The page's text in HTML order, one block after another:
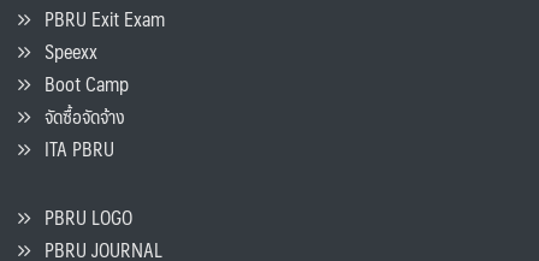
PBRU Exit Exam
Speexx
Boot Camp
จัดซื้อจัดจ้าง
ITA PBRU
PBRU LOGO
PBRU JOURNAL